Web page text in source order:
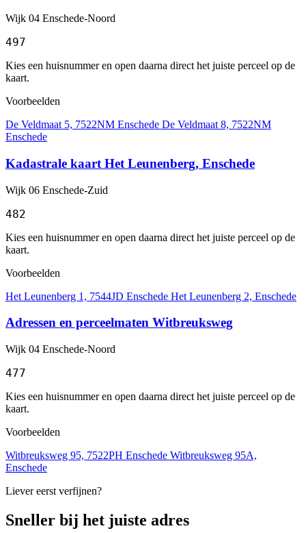
Wijk 04 Enschede-Noord
497
Kies een huisnummer en open daarna direct het juiste perceel op de
kaart.
Voorbeelden
De Veldmaat 5, 7522NM Enschede De Veldmaat 8, 7522NM
Enschede
Kadastrale kaart Het Leunenberg, Enschede
Wijk 06 Enschede-Zuid
482
Kies een huisnummer en open daarna direct het juiste perceel op de
kaart.
Voorbeelden
Het Leunenberg 1, 7544JD Enschede Het Leunenberg 2, Enschede
Adressen en perceelmaten Witbreuksweg
Wijk 04 Enschede-Noord
477
Kies een huisnummer en open daarna direct het juiste perceel op de
kaart.
Voorbeelden
Witbreuksweg 95, 7522PH Enschede Witbreuksweg 95A,
Enschede
Liever eerst verfijnen?
Sneller bij het juiste adres